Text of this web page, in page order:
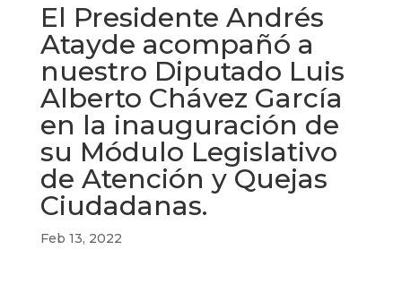
El Presidente Andrés
Atayde acompañó a
nuestro Diputado Luis
Alberto Chávez García
en la inauguración de
su Módulo Legislativo
de Atención y Quejas
Ciudadanas.
Feb 13, 2022